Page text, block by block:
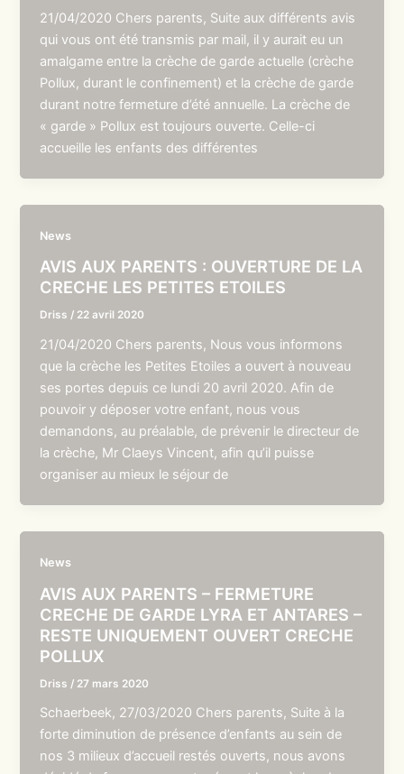
21/04/2020 Chers parents, Suite aux différents avis
qui vous ont été transmis par mail, il y aurait eu un
amalgame entre la crèche de garde actuelle (crèche
Pollux, durant le confinement) et la crèche de garde
durant notre fermeture d’été annuelle. La crèche de
« garde » Pollux est toujours ouverte. Celle-ci
accueille les enfants des différentes
News
AVIS AUX PARENTS : OUVERTURE DE LA
CRECHE LES PETITES ETOILES
Driss / 22 avril 2020
21/04/2020 Chers parents, Nous vous informons
que la crèche les Petites Etoiles a ouvert à nouveau
ses portes depuis ce lundi 20 avril 2020. Afin de
pouvoir y déposer votre enfant, nous vous
demandons, au préalable, de prévenir le directeur de
la crèche, Mr Claeys Vincent, afin qu’il puisse
organiser au mieux le séjour de
News
AVIS AUX PARENTS – FERMETURE
CRECHE DE GARDE LYRA ET ANTARES –
RESTE UNIQUEMENT OUVERT CRECHE
POLLUX
Driss / 27 mars 2020
Schaerbeek, 27/03/2020 Chers parents, Suite à la
forte diminution de présence d’enfants au sein de
nos 3 milieux d’accueil restés ouverts, nous avons